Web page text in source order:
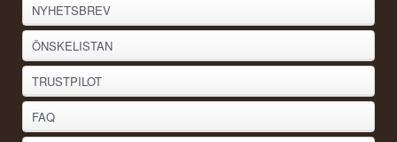
NYHETSBREV
ÖNSKELISTAN
TRUSTPILOT
FAQ